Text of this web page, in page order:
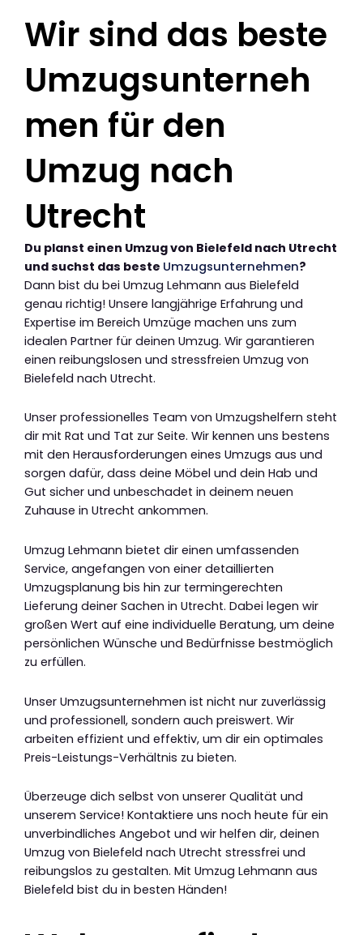
Wir sind das beste
Umzugsunterneh
men für den
Umzug nach
Utrecht
Du planst einen Umzug von Bielefeld nach Utrecht
und suchst das beste Umzugsunternehmen?
Dann bist du bei Umzug Lehmann aus Bielefeld
genau richtig! Unsere langjährige Erfahrung und
Expertise im Bereich Umzüge machen uns zum
idealen Partner für deinen Umzug. Wir garantieren
einen reibungslosen und stressfreien Umzug von
Bielefeld nach Utrecht.
Unser professionelles Team von Umzugshelfern steht
dir mit Rat und Tat zur Seite. Wir kennen uns bestens
mit den Herausforderungen eines Umzugs aus und
sorgen dafür, dass deine Möbel und dein Hab und
Gut sicher und unbeschadet in deinem neuen
Zuhause in Utrecht ankommen.
Umzug Lehmann bietet dir einen umfassenden
Service, angefangen von einer detaillierten
Umzugsplanung bis hin zur termingerechten
Lieferung deiner Sachen in Utrecht. Dabei legen wir
großen Wert auf eine individuelle Beratung, um deine
persönlichen Wünsche und Bedürfnisse bestmöglich
zu erfüllen.
Unser Umzugsunternehmen ist nicht nur zuverlässig
und professionell, sondern auch preiswert. Wir
arbeiten effizient und effektiv, um dir ein optimales
Preis-Leistungs-Verhältnis zu bieten.
Überzeuge dich selbst von unserer Qualität und
unserem Service! Kontaktiere uns noch heute für ein
unverbindliches Angebot und wir helfen dir, deinen
Umzug von Bielefeld nach Utrecht stressfrei und
reibungslos zu gestalten. Mit Umzug Lehmann aus
Bielefeld bist du in besten Händen!